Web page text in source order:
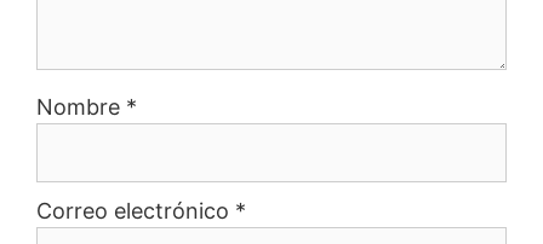
Nombre *
Correo electrónico *